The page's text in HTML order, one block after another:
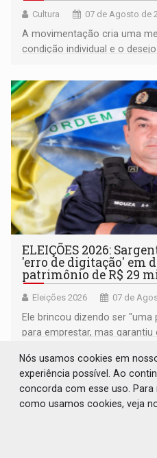
Cultura 07 de Agosto de
A movimentação cria uma
condição individual e o
ELEIÇÕES 2026:
'erro de digitação' em
patrimônio de R$ 29
Eleições 2026 07 de
Ele brincou dizendo ser
para emprestar, mas garantiu
Nós usamos cookies em
experiência possível. Ao
concorda com esse uso.
como usamos cookies, veja